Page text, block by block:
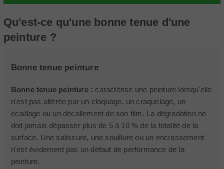
Qu'est-ce qu'une bonne tenue d'une
peinture ?
Bonne tenue peinture
Bonne tenue peinture : caractérise une peinture lorsqu'elle
n'est pas altérée par un cloquage, un craquelage, un
écaillage ou un décollement de son film. La dégradation ne
doit jamais dépasser plus de 5 à 10 % de la totalité de la
surface. Une salissure, une souillure ou un encrassement
n'est évidement pas un défaut de performance de la
peinture.